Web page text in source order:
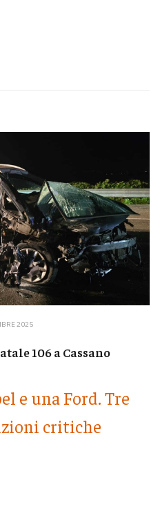
2025
106 a Cassano
e una Ford. Tre
critiche